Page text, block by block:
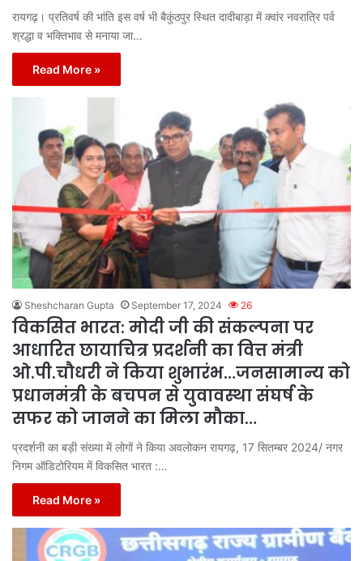
रायगढ़। प्रतिवर्ष की भांति इस वर्ष भी बैकुंठपुर स्थित दादीबाड़ा में क्वांर नवरात्रि पर्व
श्रद्धा व भक्तिभाव से मनाया जा…
Read More »
Sheshcharan Gupta September 17, 2024 26
विकसित भारत: मोदी जी की संकल्पना पर
आधारित छायाचित्र प्रदर्शनी का वित्त मंत्री
ओ.पी.चौधरी ने किया शुभारंभ…जनसामान्य को
प्रधानमंत्री के बचपन से युवावस्था संघर्ष के
सफर को जानने का मिला मौका…
प्रदर्शनी का बड़ी संख्या में लोगों ने किया अवलोकन रायगढ़, 17 सितम्बर 2024/ नगर
निगम ऑडिटोरियम में विकसित भारत :…
Read More »